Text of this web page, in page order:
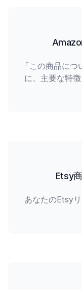
「この商品に
に、主要な特
Etsy
あなたのEtsy